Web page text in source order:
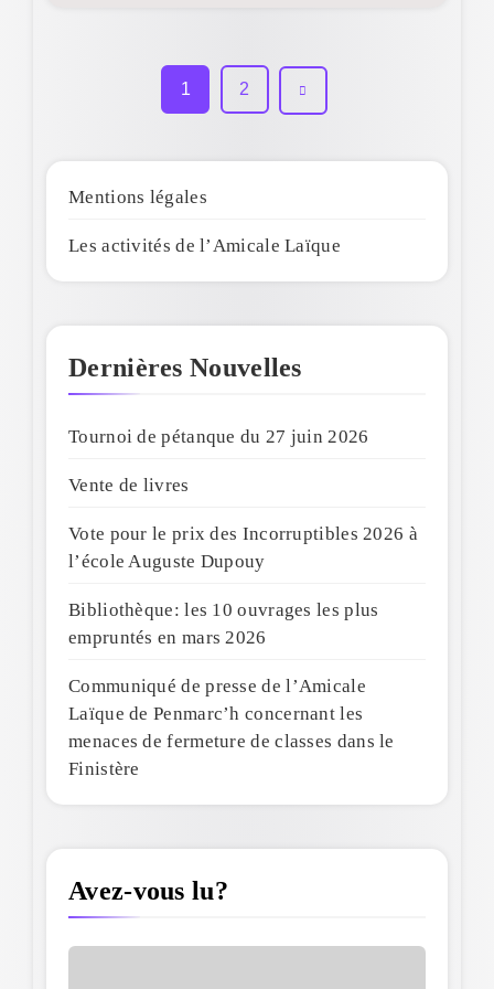
1 2
Mentions légales
Les activités de l’Amicale Laïque
Dernières Nouvelles
Tournoi de pétanque du 27 juin 2026
Vente de livres
Vote pour le prix des Incorruptibles 2026 à
l’école Auguste Dupouy
Bibliothèque: les 10 ouvrages les plus
empruntés en mars 2026
Communiqué de presse de l’Amicale
Laïque de Penmarc’h concernant les
menaces de fermeture de classes dans le
Finistère
Avez-vous lu?